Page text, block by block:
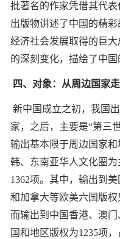
批著名的作家凭借其代
出版物讲述了中国的精
经济社会发展取得的巨
的深刻变化，描绘了中国
四、对象：从周边国家
新中国成立之初，我国
家，之后，主要是“第三
输出基本限于周边国家
韩、东南亚华人文化圈
1362项。其中，输出到
和加拿大等欧美六国版权
而输出到中国香港、澳
国和地区版权为1235项，